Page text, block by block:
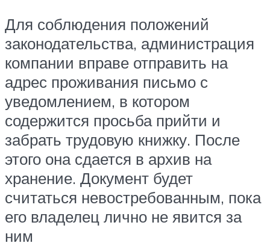
Для соблюдения положений
законодательства, администрация
компании вправе отправить на
адрес проживания письмо с
уведомлением, в котором
содержится просьба прийти и
забрать трудовую книжку. После
этого она сдается в архив на
хранение. Документ будет
считаться невостребованным, пока
его владелец лично не явится за
ним